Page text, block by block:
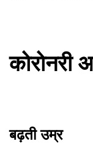
कोरोनरी
बढ़ती उम्र